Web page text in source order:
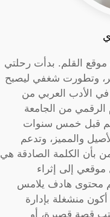
القلم. بدأت رحلتي
وتطورت شغفي ليصبح
الأدب العربي من
الرقمي من الجامعة
قبل خمس سنوات
والمميز، وتدعم
بأن الكلمة الصادقة هي
موقعي إلى إثراء
محتوى هادف يلامس
منشغلة بإدارة
قصة قصيرة، أو